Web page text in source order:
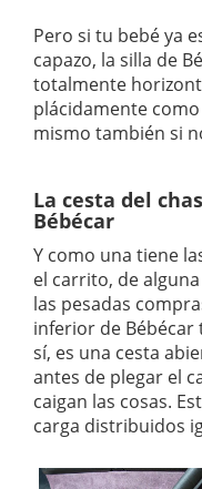
Pero si tu bebé ya
capazo, la silla de
totalmente
plácidamente
mismo también si
La cesta del
Bébécar
Y como una tiene
el carrito, de
las pesadas
inferior de Bébécar
sí, es una cesta
antes de plegar el
caigan las cosas.
carga distribuidos